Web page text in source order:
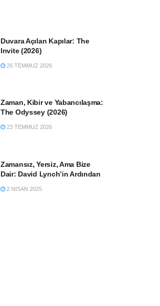
Duvara Açılan Kapılar: The
Invite (2026)
26 TEMMUZ 2026
Zaman, Kibir ve Yabancılaşma:
The Odyssey (2026)
23 TEMMUZ 2026
Zamansız, Yersiz, Ama Bize
Dair: David Lynch’in Ardından
2 NISAN 2025